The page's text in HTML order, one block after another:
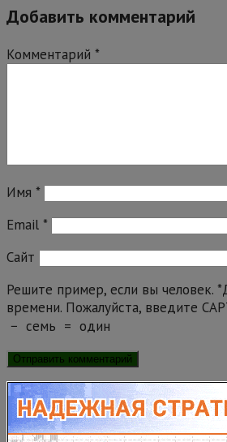
Добавить комментарий
Комментарий *
Имя *
Email *
Сайт
Решите пример, если вы человек. *
времени. Пожалуйста, введите
− семь = один